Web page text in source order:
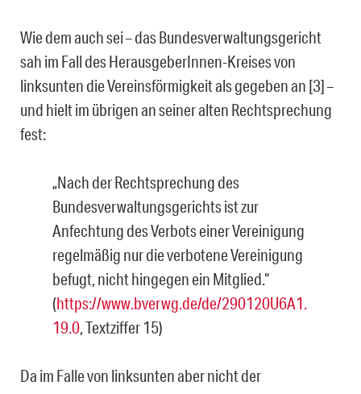
Wie dem auch sei – das Bundesverwaltungsgericht
sah im Fall des HerausgeberInnen-Kreises von
linksunten die Vereinsförmigkeit als gegeben an [3] –
und hielt im übrigen an seiner alten Rechtsprechung
fest:
„Nach der Rechtsprechung des
Bundesverwaltungsgerichts ist zur
Anfechtung des Verbots einer Vereinigung
regelmäßig nur die verbotene Vereinigung
befugt, nicht hingegen ein Mitglied.“
(https://www.bverwg.de/de/290120U6A1.
19.0, Textziffer 15)
Da im Falle von linksunten aber nicht der